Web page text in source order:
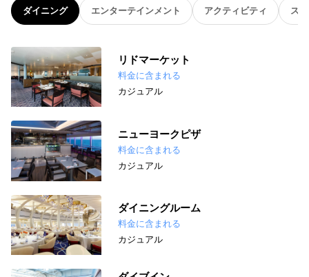
ダイニング エンターテインメント アクティビティ ス
リドマーケット
料金に含まれる
カジュアル
ニューヨークピザ
料金に含まれる
カジュアル
ダイニングルーム
料金に含まれる
カジュアル